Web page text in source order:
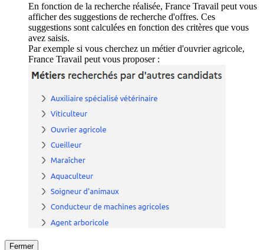
En fonction de la recherche réalisée, France Travail peut vous
afficher des suggestions de recherche d'offres. Ces
suggestions sont calculées en fonction des critères que vous
avez saisis.
Par exemple si vous cherchez un métier d'ouvrier agricole,
France Travail peut vous proposer :
Fermer